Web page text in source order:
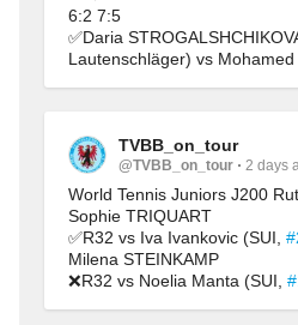
6:2 7:5
✅Daria
Lautenschläger) vs
TVBB_on_tour
@TVBB_on_tour 2 days
World Tennis Juniors J200
Sophie TRIQUART
✅R32 vs Iva Ivankovic (SUI,
Milena STEINKAMP
❌R32 vs Noelia Manta (SUI,